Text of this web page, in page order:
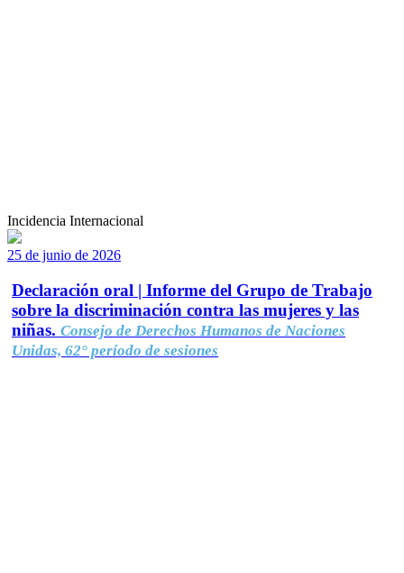
Incidencia Internacional
25 de junio de 2026
Declaración oral | Informe del Grupo de Trabajo
sobre la discriminación contra las mujeres y las
niñas. Consejo de Derechos Humanos de Naciones
Unidas, 62° período de sesiones